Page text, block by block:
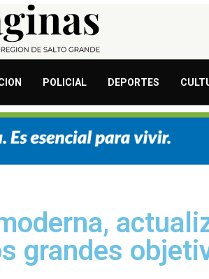
POLICIAL DEPORTES
grandes